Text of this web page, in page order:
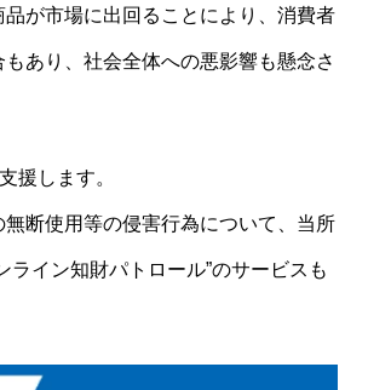
が市場に出回ることにより、消費者
あり、社会全体への悪影響も懸念さ
援します。
断使用等の侵害行為について、当所
イン知財パトロール”のサービスも